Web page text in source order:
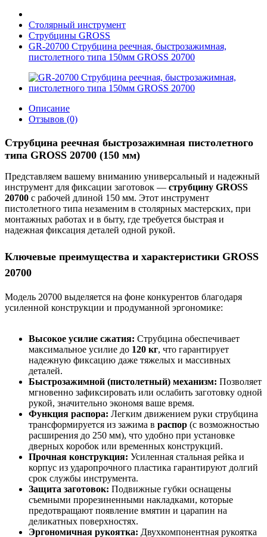
Столярный инструмент
Струбцины GROSS
GR-20700 Струбцина реечная, быстрозажимная,
пистолетного типа 150мм GROSS 20700
Описание
Отзывов (0)
Струбцина реечная быстрозажимная пистолетного
типа GROSS 20700 (150 мм)
Представляем вашему вниманию универсальный и надежный
инструмент для фиксации заготовок — струбцину GROSS
20700 с рабочей длиной 150 мм. Этот инструмент
пистолетного типа незаменим в столярных мастерских, при
монтажных работах и в быту, где требуется быстрая и
надежная фиксация деталей одной рукой.
Ключевые преимущества и характеристики GROSS
20700
Модель 20700 выделяется на фоне конкурентов благодаря
усиленной конструкции и продуманной эргономике:
Высокое усилие сжатия: Струбцина обеспечивает
максимальное усилие до 120 кг, что гарантирует
надежную фиксацию даже тяжелых и массивных
деталей.
Быстрозажимной (пистолетный) механизм: Позволяет
мгновенно зафиксировать или ослабить заготовку одной
рукой, значительно экономя ваше время.
Функция распора: Легким движением руки струбцина
трансформируется из зажима в распор (с возможностью
расширения до 250 мм), что удобно при установке
дверных коробок или временных конструкций.
Прочная конструкция: Усиленная стальная рейка и
корпус из ударопрочного пластика гарантируют долгий
срок службы инструмента.
Защита заготовок: Подвижные губки оснащены
съемными прорезиненными накладками, которые
предотвращают появление вмятин и царапин на
деликатных поверхностях.
Эргономичная рукоятка: Двухкомпонентная рукоятка